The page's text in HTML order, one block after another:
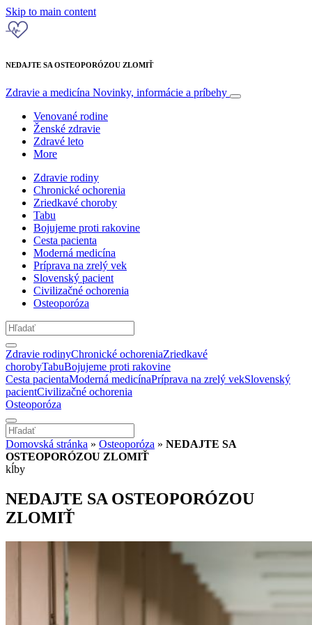
Skip to main content
NEDAJTE SA OSTEOPORÓZOU ZLOMIŤ
Zdravie a medicína Novinky, informácie a príbehy
Venované rodine
Ženské zdravie
Zdravé leto
More
Zdravie rodiny
Chronické ochorenia
Zriedkavé choroby
Tabu
Bojujeme proti rakovine
Cesta pacienta
Moderná medicína
Príprava na zrelý vek
Slovenský pacient
Civilizačné ochorenia
Osteoporóza
Zdravie rodinyChronické ochoreniaZriedkavé
chorobyTabuBojujeme proti rakovine
Cesta pacientaModerná medicínaPríprava na zrelý vekSlovenský
pacientCivilizačné ochorenia
Osteoporóza
Domovská stránka » Osteoporóza » NEDAJTE SA
OSTEOPORÓZOU ZLOMIŤ
kĺby
NEDAJTE SA OSTEOPORÓZOU
ZLOMIŤ